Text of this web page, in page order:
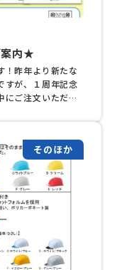
案内★
！昨年より新たな
すが、１周年記念
にご注文いただく
細は担当営業ま
そのほか